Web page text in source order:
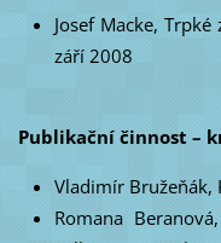
Josef Macke,
září 2008
Publikační činnost –
Vladimír Bružeňák,
Romana